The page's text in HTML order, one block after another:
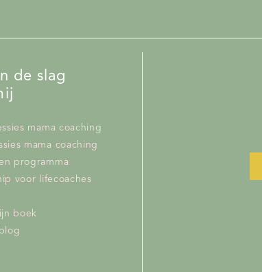
mama coaching
mama coaching
programma
voor lifecoaches
boek
de slag